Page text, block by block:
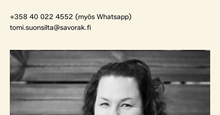
+358 40 022 4552 (myös Whatsapp)
tomi.suonsilta@savorak.fi